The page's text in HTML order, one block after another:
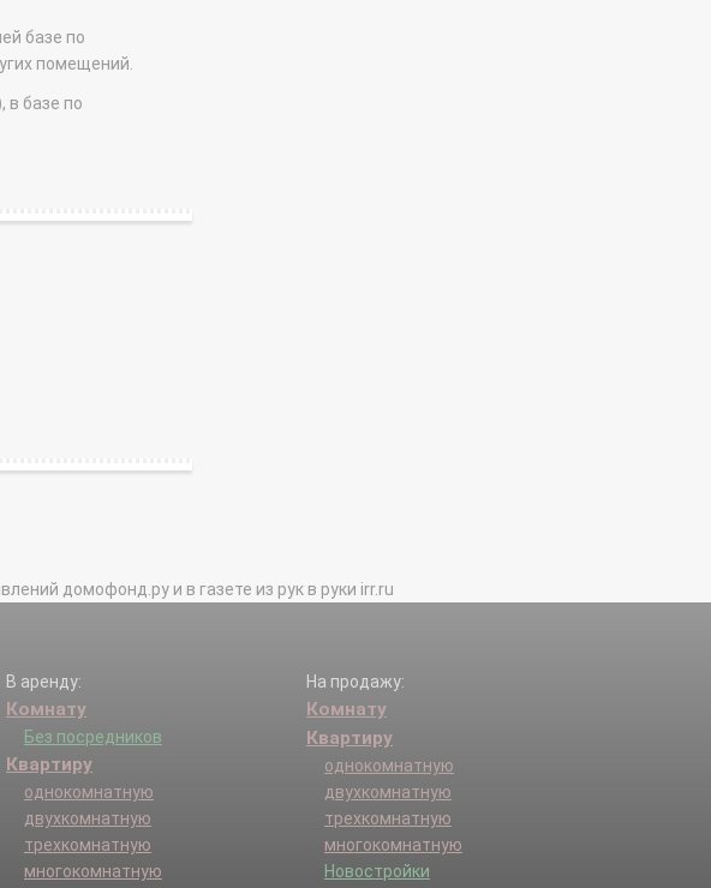
базе по
помещений.
базе по
домофонд.ру и в газете из рук в руки irr.ru
В аренду:
Комнату
Без посредников
Квартиру
однокомнатную
двухкомнатную
трехкомнатную
многокомнатную
На продажу:
Комнату
Квартиру
однокомнатную
двухкомнатную
трехкомнатную
многокомнатную
Новостройки